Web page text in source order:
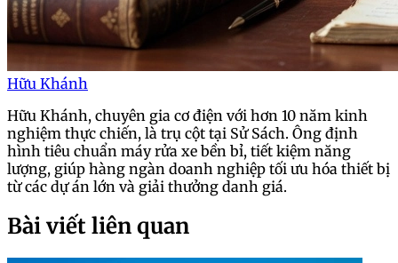
Hữu Khánh
Hữu Khánh, chuyên gia cơ điện với hơn 10 năm kinh
nghiệm thực chiến, là trụ cột tại Sử Sách. Ông định
hình tiêu chuẩn máy rửa xe bền bỉ, tiết kiệm năng
lượng, giúp hàng ngàn doanh nghiệp tối ưu hóa thiết bị
từ các dự án lớn và giải thưởng danh giá.
Bài viết liên quan